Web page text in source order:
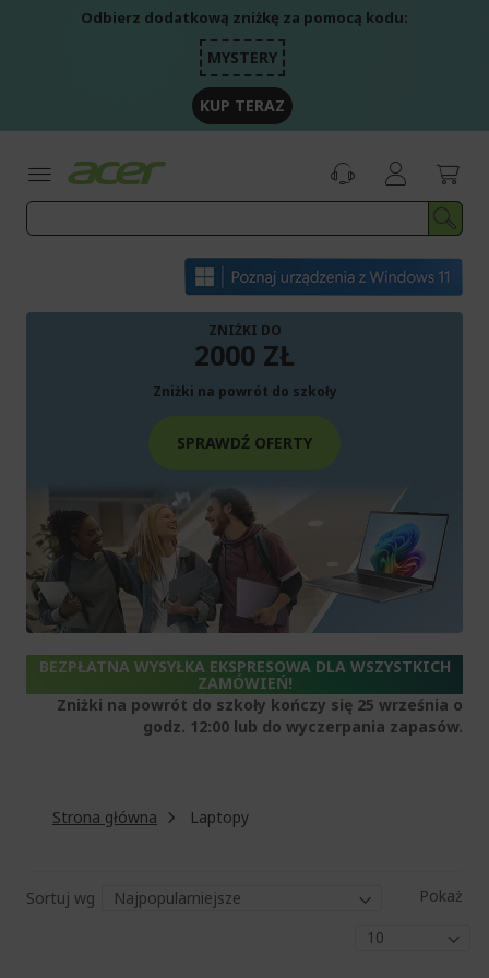
Odbierz dodatkową zniżkę za pomocą kodu:
MYSTERY
KUP TERAZ
ZNIŻKI DO
2000 ZŁ
Zniżki na powrót do szkoły
SPRAWDŹ OFERTY
BEZPŁATNA WYSYŁKA EKSPRESOWA DLA WSZYSTKICH
ZAMÓWIEŃ!
Zniżki na powrót do szkoły kończy się 25 września o
godz. 12:00 lub do wyczerpania zapasów.
Strona główna Laptopy
Sortuj wg Pokaż